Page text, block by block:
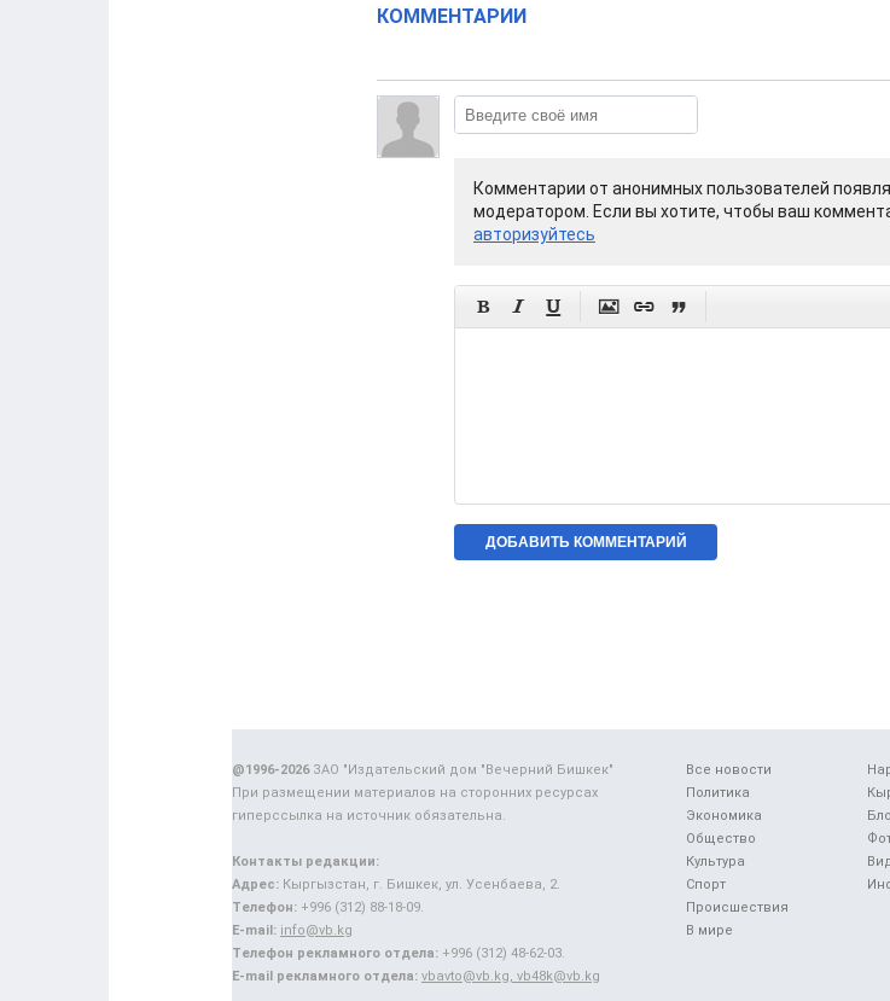
КОММЕНТАРИИ
Комментарии от анонимных пользователей
модератором. Если вы хотите, чтобы ваш
авторизуйтесь
     
Все новости
Политика
Экономика
Общество
Культура
Спорт
Происшествия
В мире
@1996-2026ЗАО "Издательский дом "Вечерний Бишкек"
При размещении материалов на сторонних ресурсах
гиперссылка на источник обязательна.
Контакты редакции:
Адрес: Кыргызстан, г. Бишкек, ул. Усенбаева, 2.
Телефон: +996 (312) 88-18-09.
E-mail: info@vb.kg
Телефон рекламного отдела: +996 (312) 48-62-03.
E-mail рекламного отдела: vbavto@vb.kg, vb48k@vb.kg